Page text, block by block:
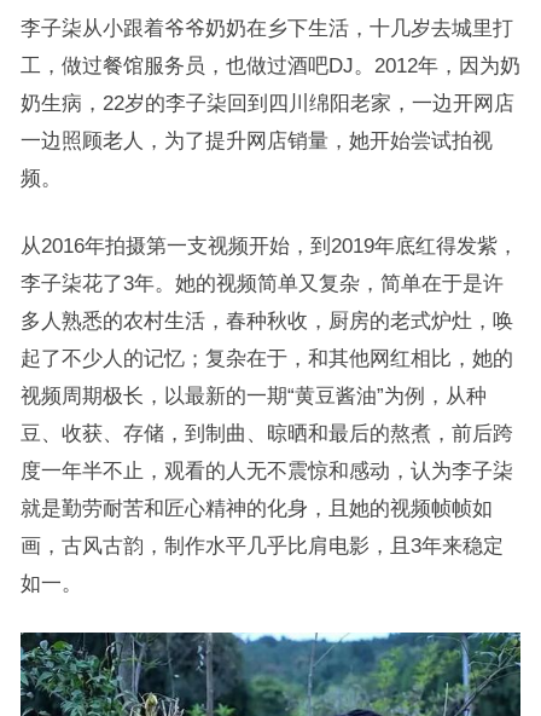
李子柒从小跟着爷爷奶奶在乡下生活，十几岁去城里打
工，做过餐馆服务员，也做过酒吧DJ。2012年，因为奶
奶生病，22岁的李子柒回到四川绵阳老家，一边开网店
一边照顾老人，为了提升网店销量，她开始尝试拍视
频。
从2016年拍摄第一支视频开始，到2019年底红得发紫，
李子柒花了3年。她的视频简单又复杂，简单在于是许
多人熟悉的农村生活，春种秋收，厨房的老式炉灶，唤
起了不少人的记忆；复杂在于，和其他网红相比，她的
视频周期极长，以最新的一期“黄豆酱油”为例，从种
豆、收获、存储，到制曲、晾晒和最后的熬煮，前后跨
度一年半不止，观看的人无不震惊和感动，认为李子柒
就是勤劳耐苦和匠心精神的化身，且她的视频帧帧如
画，古风古韵，制作水平几乎比肩电影，且3年来稳定
如一。